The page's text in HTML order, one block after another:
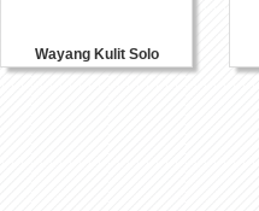
Wayang Kulit Solo